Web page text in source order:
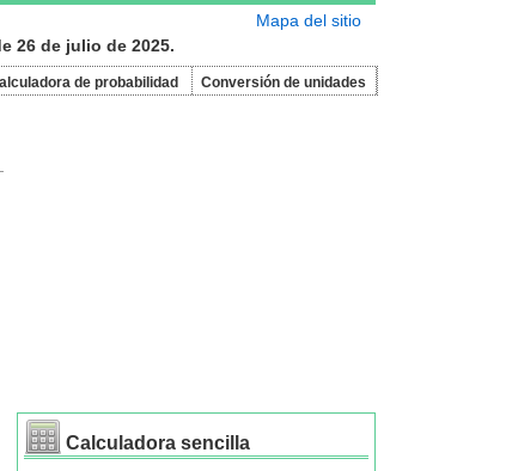
Mapa del sitio
26 de julio de 2025.
de probabilidad Conversión de unidades
Calculadora sencilla